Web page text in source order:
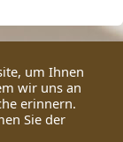
um Ihnen
wir uns an
erinnern.
Sie der